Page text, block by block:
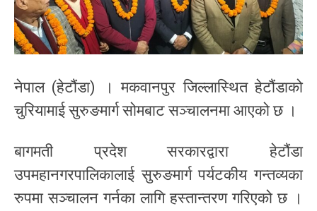
नेपाल (हेटौंडा) । मकवानपुर जिल्लास्थित हेटौंडाको
चुरियामाई सुरुङमार्ग सोमबाट सञ्चालनमा आएको छ ।
बागमती प्रदेश सरकारद्वारा हेटौंडा
उपमहानगरपालिकालाई सुरुङमार्ग पर्यटकीय गन्तव्यका
रुपमा सञ्चालन गर्नका लागि हस्तान्तरण गरिएको छ ।